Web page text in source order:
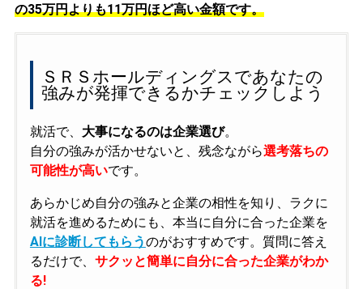
の35万円よりも11万円ほど高い金額です。
ＳＲＳホールディングスであなたの
強みが発揮できるかチェックしよう
就活で、 大事になるのは企業選び。
自分の強みが活かせないと、残念ながら選考落ちの
可能性が高いです。
あらかじめ自分の強みと企業の相性を知り、ラクに
就活を進めるためにも、本当に自分に合った企業を
AIに診断してもらうのがおすすめです。質問に答え
るだけで、 サクッと簡単に自分に合った企業がわか
る!